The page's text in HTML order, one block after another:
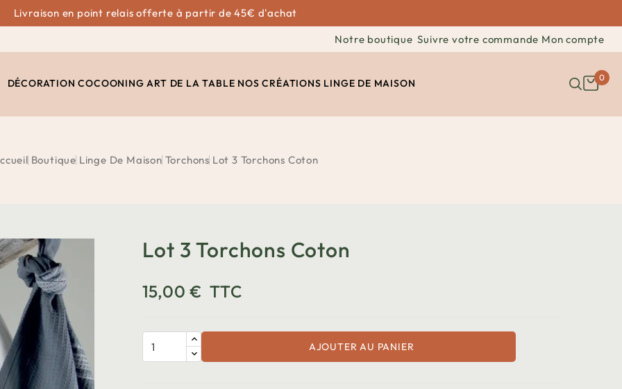
Livraison en point relais offerte à partir de 45€ d'achat
Notre boutique Suivre votre commande Mon compte
DÉCORATION COCOONING ART DE LA TABLE NOS CRÉATIONS LINGE DE MAISON 0
Boutique Linge De Maison Torchons Lot 3 Torchons Coton
Lot 3 Torchons Coton
15,00 € TTC
AJOUTER AU PANIER